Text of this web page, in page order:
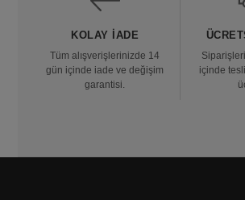
KOLAY İADE
Tüm alışverişlerinizde 14
gün içinde iade ve değişim
garantisi.
içinde